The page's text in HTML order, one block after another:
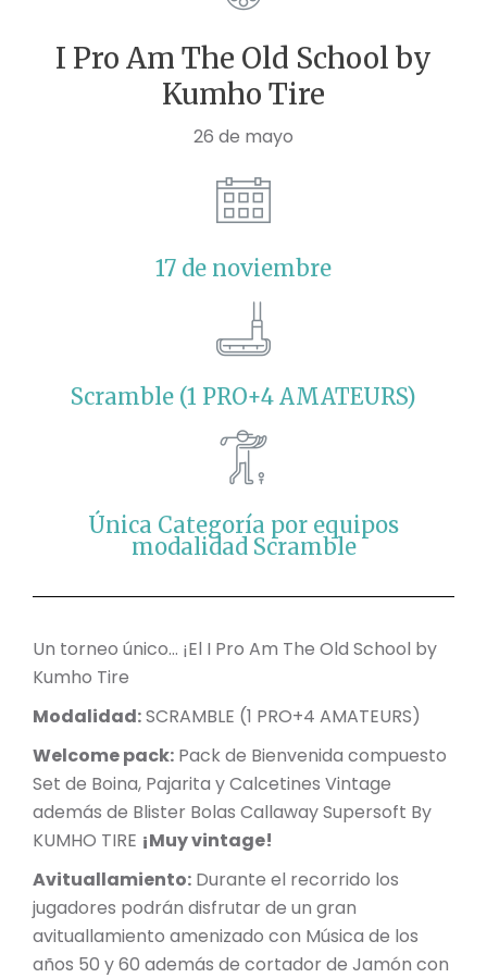
I Pro Am The Old School by
Kumho Tire
26 de mayo
17 de noviembre
Scramble (1 PRO+4 AMATEURS)
Única Categoría por equipos
modalidad Scramble
Un torneo único… ¡El I Pro Am The Old School by
Kumho Tire
Modalidad:SCRAMBLE (1 PRO+4 AMATEURS)
Welcome pack: Pack de Bienvenida compuesto
Set de Boina, Pajarita y Calcetines Vintage
además de Blister Bolas Callaway Supersoft By
KUMHO TIRE ¡Muy vintage!
Avituallamiento: Durante el recorrido los
jugadores podrán disfrutar de un gran
avituallamiento amenizado con Música de los
años 50 y 60 además de cortador de Jamón con